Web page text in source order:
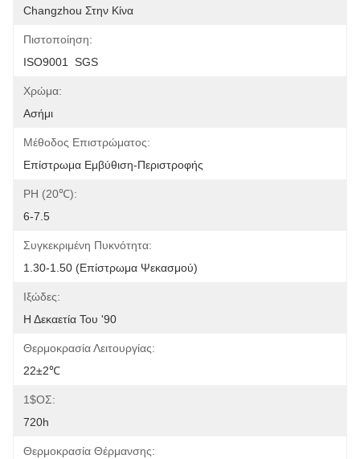
Changzhou Στην Κίνα
Πιστοποίηση:
ISO9001  SGS
Χρώμα:
Ασήμι
Μέθοδος Επιστρώματος:
Επίστρωμα Εμβύθιση-Περιστροφής
PH (20℃):
6-7.5
Συγκεκριμένη Πυκνότητα:
1.30-1.50 (επίστρωμα Ψεκασμού)
Ιξώδες:
Η Δεκαετία Του '90
Θερμοκρασία Λειτουργίας:
22±2℃
1$ΟΣ:
720h
Θερμοκρασία Θέρμανσης: